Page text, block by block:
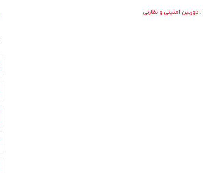
,دوربین امنیتی و نظارتی